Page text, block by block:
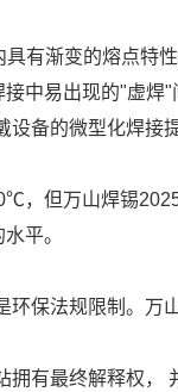
有渐变的熔点特
中易出现的"虚焊
备的微型化焊接
，但万山焊锡
平。
保法规限制。万
有最终解释权，